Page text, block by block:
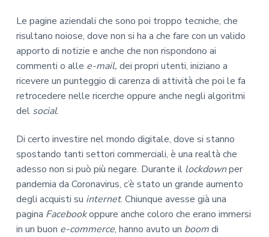
Le pagine aziendali che sono poi troppo tecniche, che
risultano noiose, dove non si ha a che fare con un valido
apporto di notizie e anche che non rispondono ai
commenti o alle e-mail, dei propri utenti, iniziano a
ricevere un punteggio di carenza di attività che poi le fa
retrocedere nelle ricerche oppure anche negli algoritmi
del social.
Di certo investire nel mondo digitale, dove si stanno
spostando tanti settori commerciali, è una realtà che
adesso non si può più negare. Durante il lockdownper
pandemia da Coronavirus, c’è stato un grande aumento
degli acquisti su internet. Chiunque avesse già una
pagina Facebookoppure anche coloro che erano immersi
in un buon e-commerce, hanno avuto un boomdi